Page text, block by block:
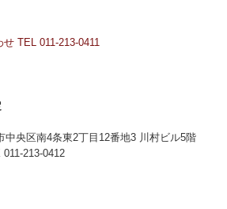
中央区南4条東2丁目12番地3 川村ビル5階
011-213-0412